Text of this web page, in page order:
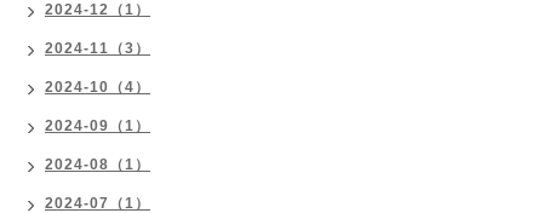
2024-12（1）
2024-11（3）
2024-10（4）
2024-09（1）
2024-08（1）
2024-07（1）